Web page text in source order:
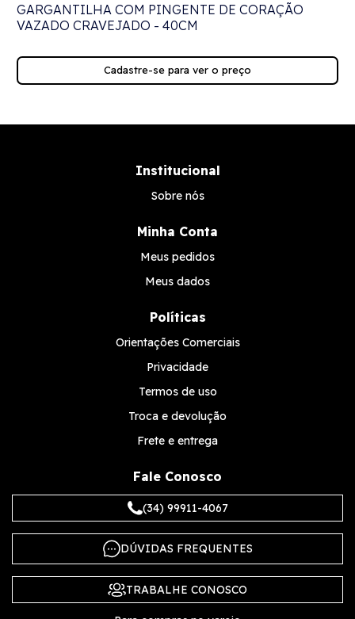
GARGANTILHA COM PINGENTE DE CORAÇÃO
VAZADO CRAVEJADO - 40CM
Cadastre-se para ver o preço
Institucional
Sobre nós
Minha Conta
Meus pedidos
Meus dados
Políticas
Orientações Comerciais
Privacidade
Termos de uso
Troca e devolução
Frete e entrega
Fale Conosco
(34) 99911-4067
DÚVIDAS FREQUENTES
TRABALHE CONOSCO